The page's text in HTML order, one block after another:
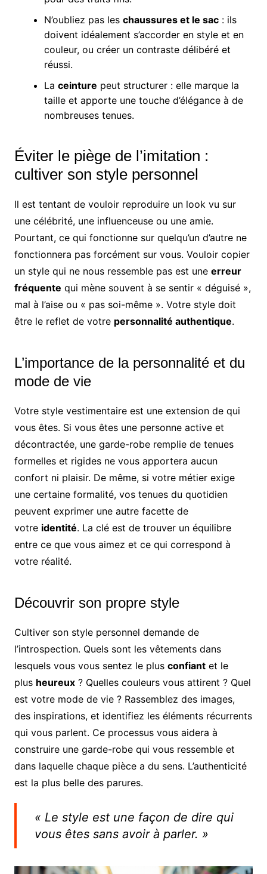
N’oubliez pas les chaussures et le sac: ils
doivent idéalement s’accorder en style et en
couleur, ou créer un contraste délibéré et
réussi.
La ceinture peut structurer : elle marque la
taille et apporte une touche d’élégance à de
nombreuses tenues.
Éviter le piège de l’imitation :
cultiver son style personnel
Il est tentant de vouloir reproduire un look vu sur
une célébrité, une influenceuse ou une amie.
Pourtant, ce qui fonctionne sur quelqu’un d’autre ne
fonctionnera pas forcément sur vous. Vouloir copier
un style qui ne nous ressemble pas est une erreur
fréquente qui mène souvent à se sentir « déguisé »,
mal à l’aise ou « pas soi-même ». Votre style doit
être le reflet de votre personnalité authentique.
L’importance de la personnalité et du
mode de vie
Votre style vestimentaire est une extension de qui
vous êtes. Si vous êtes une personne active et
décontractée, une garde-robe remplie de tenues
formelles et rigides ne vous apportera aucun
confort ni plaisir. De même, si votre métier exige
une certaine formalité, vos tenues du quotidien
peuvent exprimer une autre facette de
votre identité. La clé est de trouver un équilibre
entre ce que vous aimez et ce qui correspond à
votre réalité.
Découvrir son propre style
Cultiver son style personnel demande de
l’introspection. Quels sont les vêtements dans
lesquels vous vous sentez le plus confiantet le
plus heureux? Quelles couleurs vous attirent ? Quel
est votre mode de vie ? Rassemblez des images,
des inspirations, et identifiez les éléments récurrents
qui vous parlent. Ce processus vous aidera à
construire une garde-robe qui vous ressemble et
dans laquelle chaque pièce a du sens. L’authenticité
est la plus belle des parures.
« Le style est une façon de dire qui
vous êtes sans avoir à parler. »